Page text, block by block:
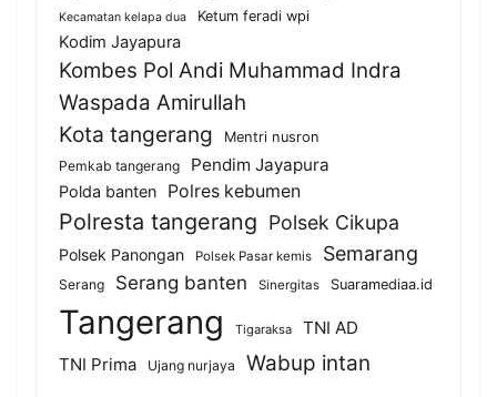
Kecamatan kelapa dua Ketum feradi wpi
Kodim Jayapura
Kombes Pol Andi Muhammad Indra
Waspada Amirullah
Kota tangerang
Mentri nusron
Pemkab tangerang
Pendim Jayapura
Polda banten Polres kebumen
Polresta tangerang Polsek Cikupa
Polsek Panongan Polsek Pasar kemis Semarang
Serang Serang banten Sinergitas Suaramediaa.id
Tangerang Tigaraksa
TNI AD
TNI Prima
Ujang nurjaya Wabup intan